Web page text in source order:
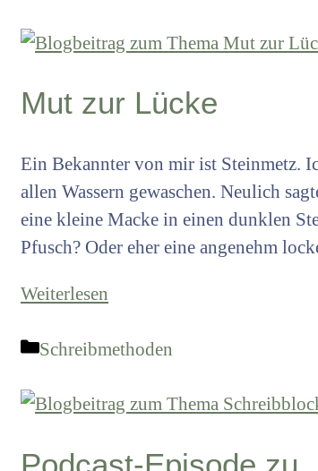
Mut zur Lücke
Ein Bekannter von mir ist Steinmetz.
allen Wassern gewaschen. Neulich
eine kleine Macke in einen dunklen
Pfusch? Oder eher eine angenehm
Weiterlesen
Kategorien
Schreibmethoden
Podcast-Episode zu